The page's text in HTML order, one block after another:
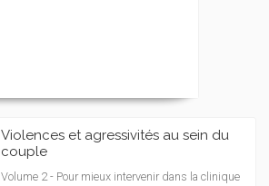
Violences et agressivités au sein du
couple
Volume 2 - Pour mieux intervenir dans la clinique